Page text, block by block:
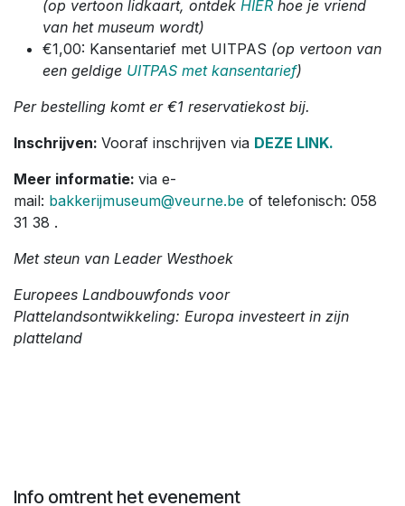
(op vertoon lidkaart, ontdek HIER hoe je vriend
van het museum wordt)
€1,00: Kansentarief met UITPAS (op vertoon van
een geldige UITPAS met kansentarief)
Per bestelling komt er €1 reservatiekost bij.
Inschrijven: Vooraf inschrijven via DEZE LINK.
Meer informatie: via e-
mail: bakkerijmuseum@veurne.be of telefonisch: 058
31 38 .
Met steun van Leader Westhoek
Europees Landbouwfonds voor
Plattelandsontwikkeling: Europa investeert in zijn
platteland
Info omtrent het evenement